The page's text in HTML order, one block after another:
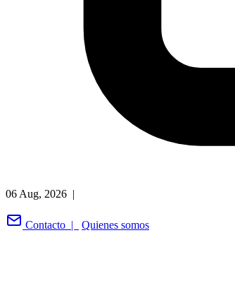
06 Aug, 2026 |
Contacto | Quienes somos